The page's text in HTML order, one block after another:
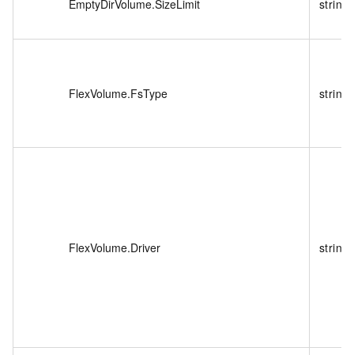
EmptyDirVolume.SizeLimit string
FlexVolume.FsType string
FlexVolume.Driver string